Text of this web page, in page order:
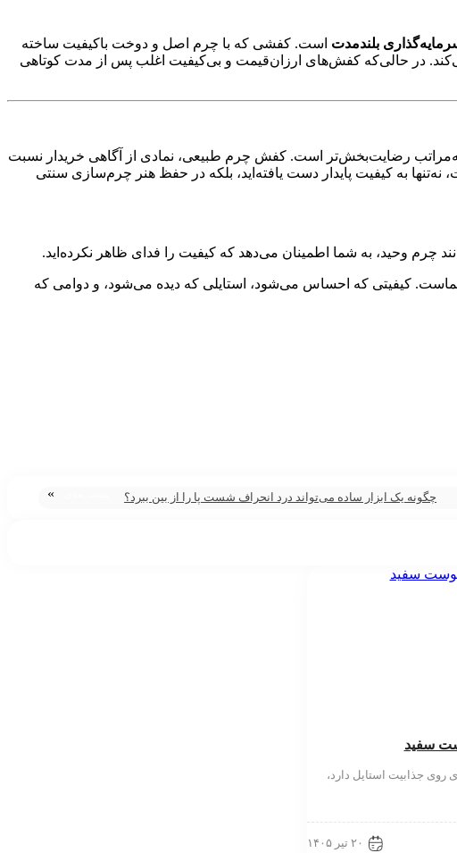
بلندمدت است. کفشی که با چرم اصل و دوخت باکیفیت ساخته
در حالی‌که کفش‌های ارزان‌قیمت و بی‌کیفیت اغلب پس از مدت کوتاهی
به‌مراتب رضایت‌بخش‌تر است. کفش چرم طبیعی، نمادی از آگاهی خریدار نسبت
به کیفیت پایدار دست یافته‌اید، بلکه در حفظ هنر چرم‌سازی سنتی
چرم وحید، به شما اطمینان می‌دهد که کیفیت را فدای ظاهر نکرده‌اید.
کیفیتی که احساس می‌شود، استایلی که دیده می‌شود، و دوامی که
چگونه یک ابزار ساده می‌تواند درد انحراف شست پا را از بین ببرد؟ »
سفید
روی جذابیت استایل دارد،
۲۰ تیر ۱۴۰۵